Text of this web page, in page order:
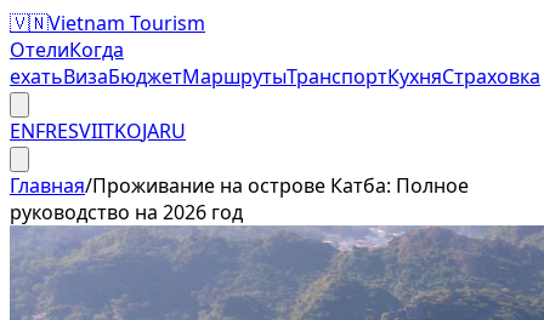
🇻🇳Vietnam Tourism
ОтелиКогда
ехатьВизаБюджетМаршрутыТранспортКухняСтраховка
ENFRESVIITKOJARU
Главная/Проживание на острове Катба: Полное
руководство на 2026 год